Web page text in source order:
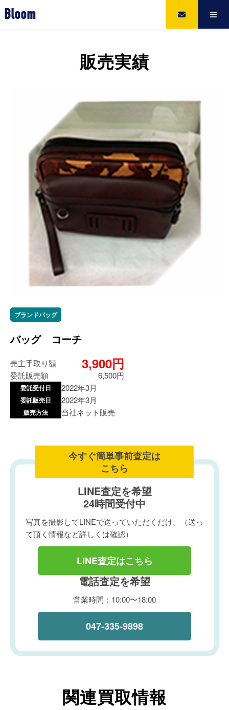
Bloom
販売実績
ブランドバッグ
バッグ コーチ
売主手取り額 3,900円
委託販売額 6,500円
委託受付日 2022年3月
委託販売日 2022年3月
販売方法 当社ネット販売
今すぐ簡単事前査定は
こちら
LINE査定を希望
24時間受付中
写真を撮影してLINEで送っていただくだけ。（送っ
て頂く情報など詳しくは確認）
LINE査定はこちら
電話査定を希望
営業時間：10:00〜18:00
047-335-9898
関連買取情報